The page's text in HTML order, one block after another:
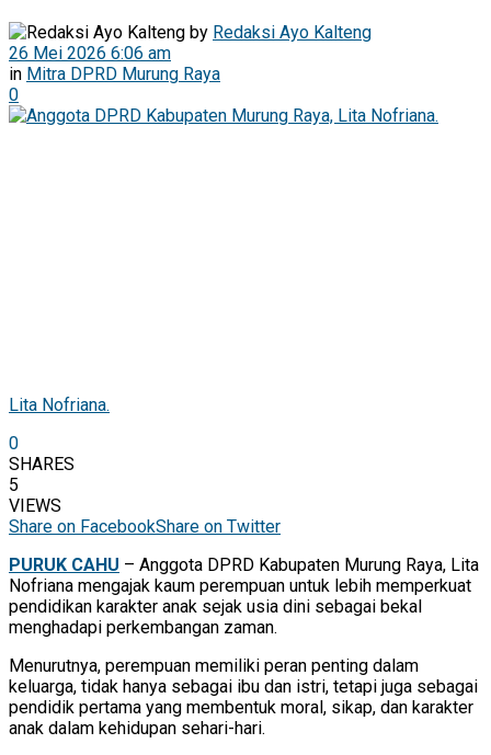
by Redaksi Ayo Kalteng
26 Mei 2026 6:06 am
in Mitra DPRD Murung Raya
0
Lita Nofriana.
0
SHARES
5
VIEWS
Share on FacebookShare on Twitter
PURUK CAHU – Anggota DPRD Kabupaten Murung Raya, Lita
Nofriana mengajak kaum perempuan untuk lebih memperkuat
pendidikan karakter anak sejak usia dini sebagai bekal
menghadapi perkembangan zaman.
Menurutnya, perempuan memiliki peran penting dalam
keluarga, tidak hanya sebagai ibu dan istri, tetapi juga sebagai
pendidik pertama yang membentuk moral, sikap, dan karakter
anak dalam kehidupan sehari-hari.